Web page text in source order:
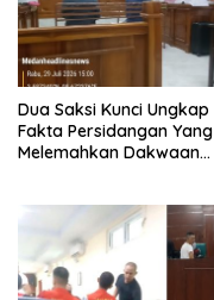
Dua Saksi Kunci Ungkap
Fakta Persidangan Yang
Melemahkan Dakwaan